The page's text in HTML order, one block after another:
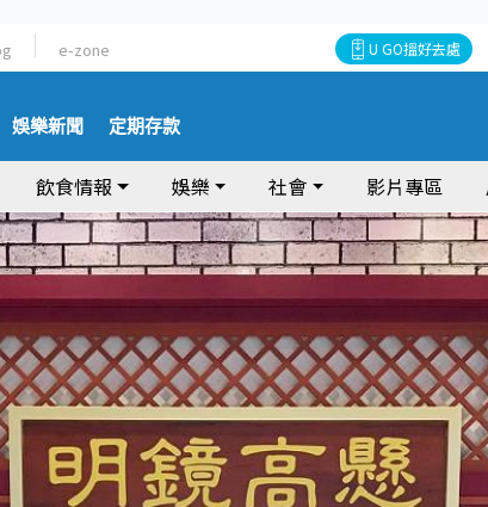
e-zone U GO搵好去處
娛樂新聞 定期存款
飲食情報 娛樂 社會 影片專區